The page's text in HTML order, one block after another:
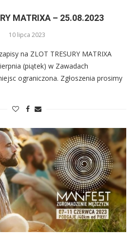
MATRIXA – 25.08.2023
10 lipca 2023
na ZLOT TRESURY MATRIXA
(piątek) w Zawadach
ograniczona. Zgłoszenia prosimy